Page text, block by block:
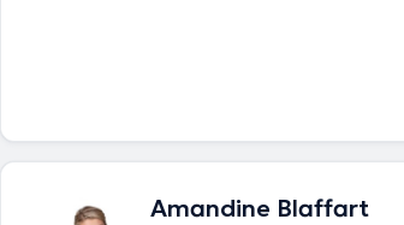
Amandine Blaffart